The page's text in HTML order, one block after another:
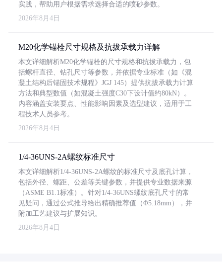
实践，帮助用户根据需求选择合适的喷砂参数。
2026年8月4日
M20化学锚栓尺寸规格及抗拔承载力详解
本文详细解析M20化学锚栓的尺寸规格和抗拔承载力，包
括螺杆直径、钻孔尺寸等参数，并依据专业标准（如《混
凝土结构后锚固技术规程》JGJ 145）提供抗拔承载力计算
方法和典型数值（如混凝土强度C30下设计值约80kN）。
内容涵盖安装要点、性能影响因素及选型建议，适用于工
程技术人员参考。
2026年8月4日
1/4-36UNS-2A螺纹标准尺寸
本文详细解析1/4-36UNS-2A螺纹的标准尺寸及底孔计算，
包括外径、螺距、公差等关键参数，并提供专业数据来源
（ASME B1.1标准）。针对1/4-36UNS螺纹底孔尺寸的常
见疑问，通过公式推导给出精确推荐值（Φ5.18mm），并
附加工艺建议与扩展知识。
2026年8月4日